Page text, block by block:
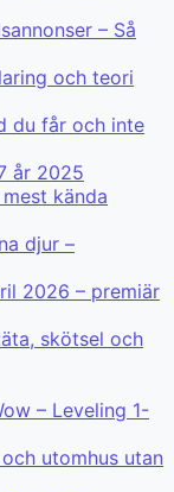
– Så
och teori
du får och inte
år 2025
kända
djur –
2026 – premiär
skötsel och
– Leveling 1-
utomhus utan